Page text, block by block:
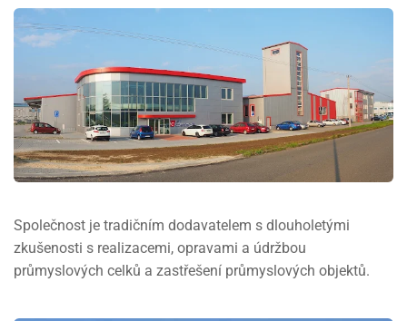
Společnost je tradičním dodavatelem s dlouholetými
zkušenosti s realizacemi, opravami a údržbou
průmyslových celků a zastřešení průmyslových objektů.